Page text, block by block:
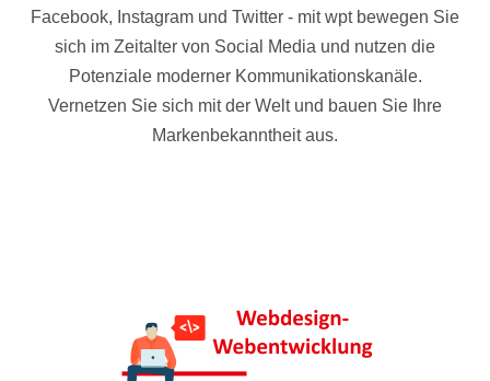
Facebook, Instagram und Twitter - mit wpt bewegen Sie
sich im Zeitalter von Social Media und nutzen die
Potenziale moderner Kommunikationskanäle.
Vernetzen Sie sich mit der Welt und bauen Sie Ihre
Markenbekanntheit aus.